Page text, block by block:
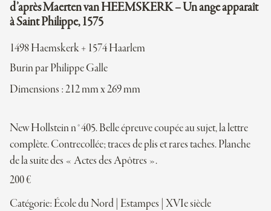
d’après Maerten van HEEMSKERK – Un ange apparaît
à Saint Philippe, 1575
1498 Haemskerk + 1574 Haarlem
Burin par Philippe Galle
Dimensions : 212 mm x 269 mm
New Hollstein n°405. Belle épreuve coupée au sujet, la lettre
complète. Contrecollée; traces de plis et rares taches. Planche
de la suite des « Actes des Apôtres ».
200€
Catégorie: École du Nord Estampes XVIe siècle